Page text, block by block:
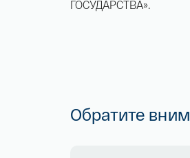
ГОСУДАРСТВА».
Обратите